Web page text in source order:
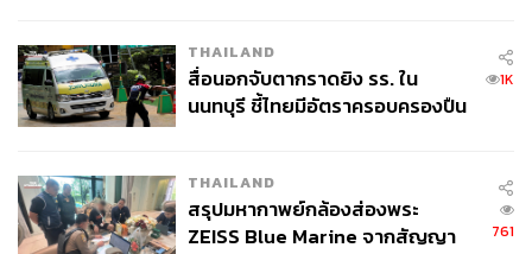
THAILAND
สื่อนอกจับตากราดยิง รร. ใน
นนทบุรี ชี้ไทยมีอัตราครอบครองปืน
1K
THAILAND
สรุปมหากาพย์กล้องส่องพระ
ZEISS Blue Marine จากสัญญา
761